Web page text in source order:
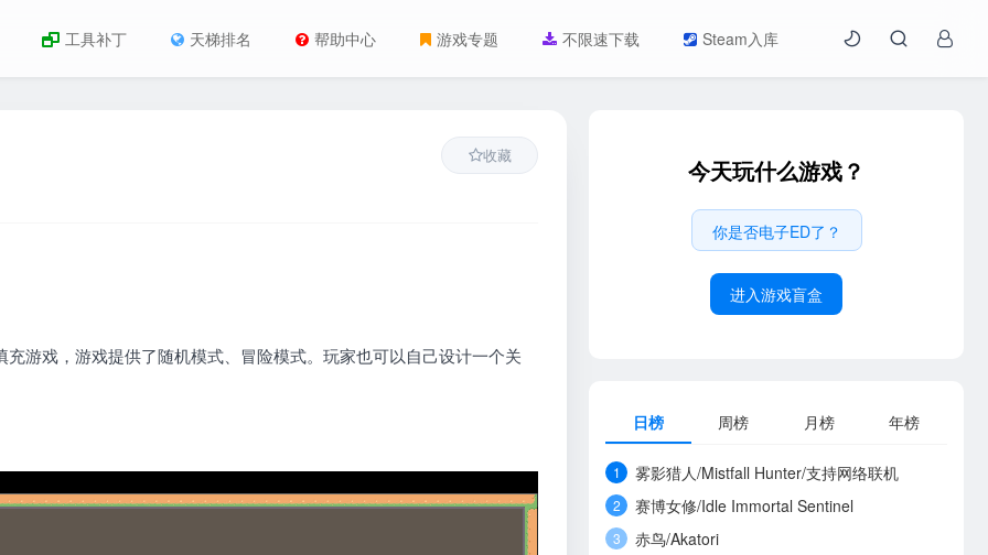
工具补丁 天梯排名 帮助中心 游戏专题 不限速下载 Steam入库
收藏
游戏，游戏提供了随机模式、冒险模式。玩家也可以自己设计一个关
今天玩什么游戏？
你是否电子ED了？
进入游戏盲盒
日榜 周榜 月榜 年榜
1 雾影猎人/Mistfall Hunter/支持网络联机
2 赛博女修/Idle Immortal Sentinel
3 赤鸟/Akatori